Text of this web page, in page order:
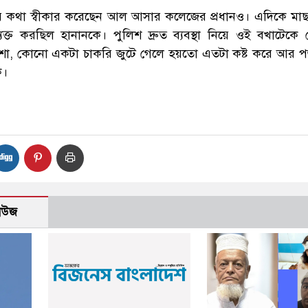
কথা স্বীকার করেছেন আল আসার কলেজের প্রধানও। এদিকে মাছ
করছিল হানানকে। পুলিশ দ্রুত ব্যবস্থা নিয়ে ওই বখাটেকে
কোনো একটা চাকরি জুটে গেলে হয়তো এতটা কষ্ট করে আর